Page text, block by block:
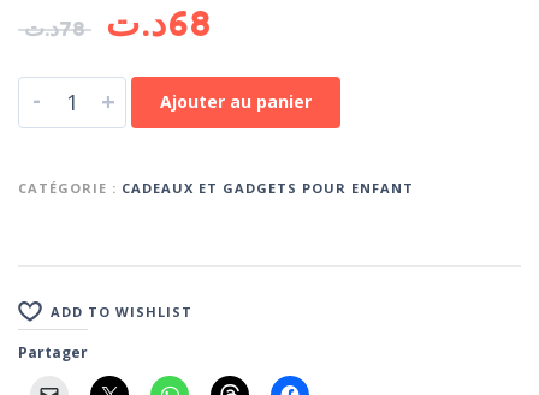
78د.ت 68د.ت
- + Ajouter au panier
CATÉGORIE : CADEAUX ET GADGETS POUR ENFANT
ADD TO WISHLIST
Partager